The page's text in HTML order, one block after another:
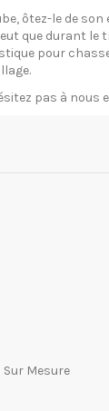
ôtez-le de
que durant
pour
pas à nous
Mesure